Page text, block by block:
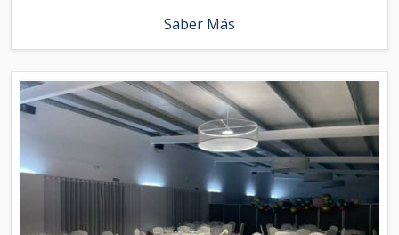
Saber Más